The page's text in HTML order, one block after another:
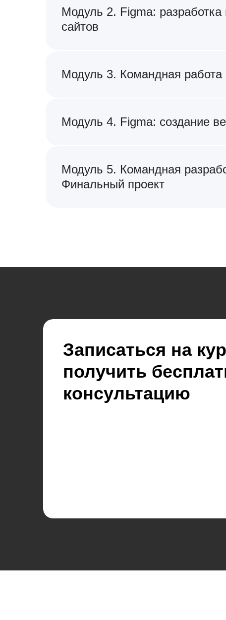
Модуль 2. Figma:
сайтов
Модуль 3. Командная
Модуль 4. Figma: создание
Модуль 5. Командная
Финальный проект
Записаться на
получить
консультацию